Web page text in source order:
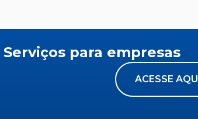
Serviços para empresas
ACESSE AQUI